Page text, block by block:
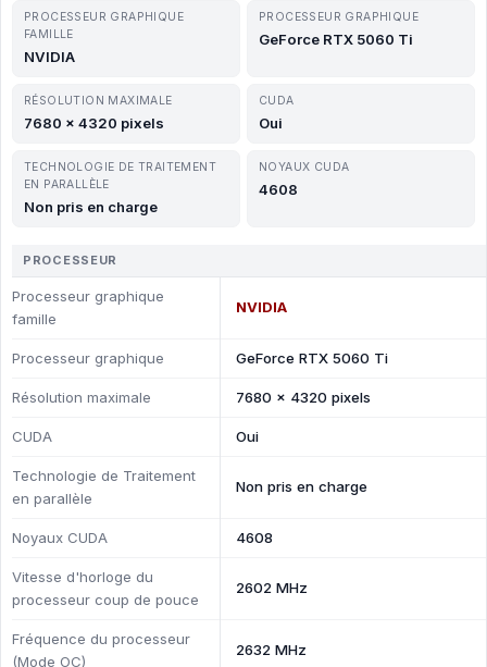
PROCESSEUR GRAPHIQUE
FAMILLE
NVIDIA
PROCESSEUR GRAPHIQUE
GeForce RTX 5060 Ti
RÉSOLUTION MAXIMALE
7680 x 4320 pixels
CUDA
Oui
TECHNOLOGIE DE TRAITEMENT
EN PARALLÈLE
Non pris en charge
NOYAUX CUDA
4608
PROCESSEUR
Processeur graphique
famille
NVIDIA
Processeur graphique GeForce RTX 5060 Ti
Résolution maximale 7680 x 4320 pixels
CUDA Oui
Technologie de Traitement
en parallèle
Non pris en charge
Noyaux CUDA 4608
Vitesse d'horloge du
processeur coup de pouce
2602 MHz
Fréquence du processeur
(Mode OC)
2632 MHz